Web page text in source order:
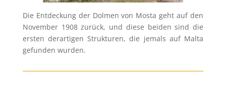
Die Entdeckung der Dolmen von Mosta geht auf den
November 1908 zurück, und diese beiden sind die
ersten derartigen Strukturen, die jemals auf Malta
gefunden wurden.